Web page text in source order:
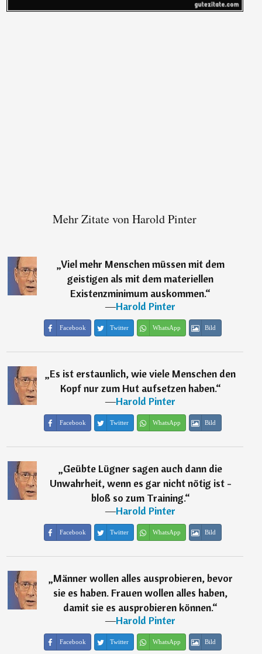
Mehr Zitate von Harold Pinter
„Viel mehr Menschen müssen mit dem
geistigen als mit dem materiellen
Existenzminimum auskommen.“
―Harold Pinter
Facebook Twitter WhatsApp Bild
„Es ist erstaunlich, wie viele Menschen den
Kopf nur zum Hut aufsetzen haben.“
―Harold Pinter
Facebook Twitter WhatsApp Bild
„Geübte Lügner sagen auch dann die
Unwahrheit, wenn es gar nicht nötig ist -
bloß so zum Training.“
―Harold Pinter
Facebook Twitter WhatsApp Bild
„Männer wollen alles ausprobieren, bevor
sie es haben. Frauen wollen alles haben,
damit sie es ausprobieren können.“
―Harold Pinter
Facebook Twitter WhatsApp Bild